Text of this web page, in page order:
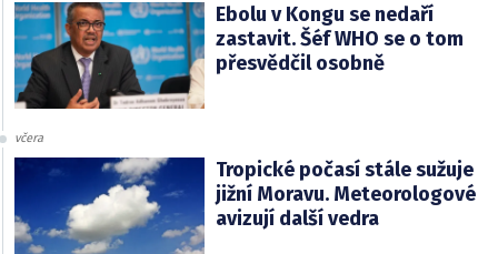
Ebolu v Kongu se nedaří
zastavit. Šéf WHO se o tom
přesvědčil osobně
včera
Tropické počasí stále sužuje
jižní Moravu. Meteorologové
avizují další vedra